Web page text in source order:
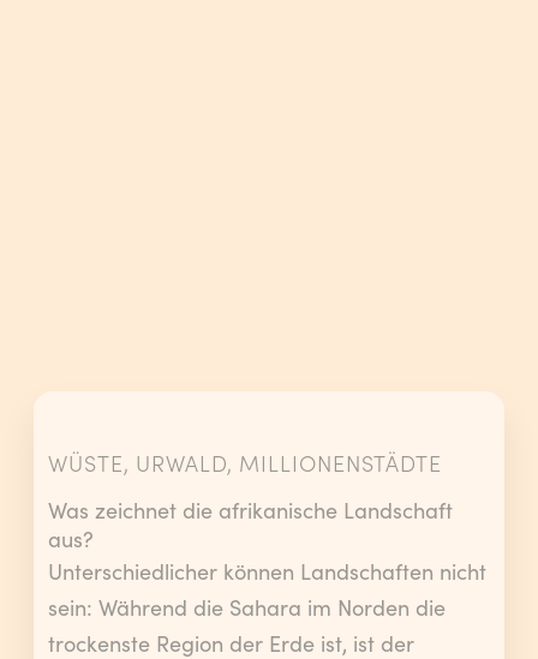
WÜSTE, URWALD, MILLIONENSTÄDTE
Was zeichnet die afrikanische Landschaft
aus?
Unterschiedlicher können Landschaften nicht
sein: Während die Sahara im Norden die
trockenste Region der Erde ist, ist der